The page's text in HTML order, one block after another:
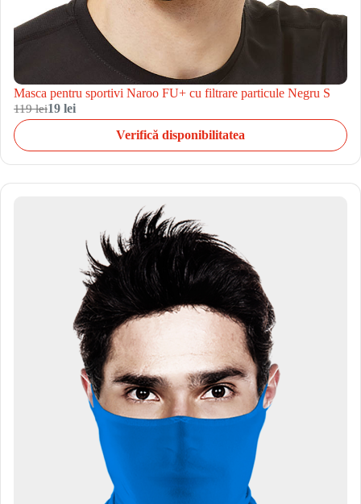
Masca pentru sportivi Naroo FU+ cu filtrare particule Negru S
119 lei19 lei
Verifică disponibilitatea